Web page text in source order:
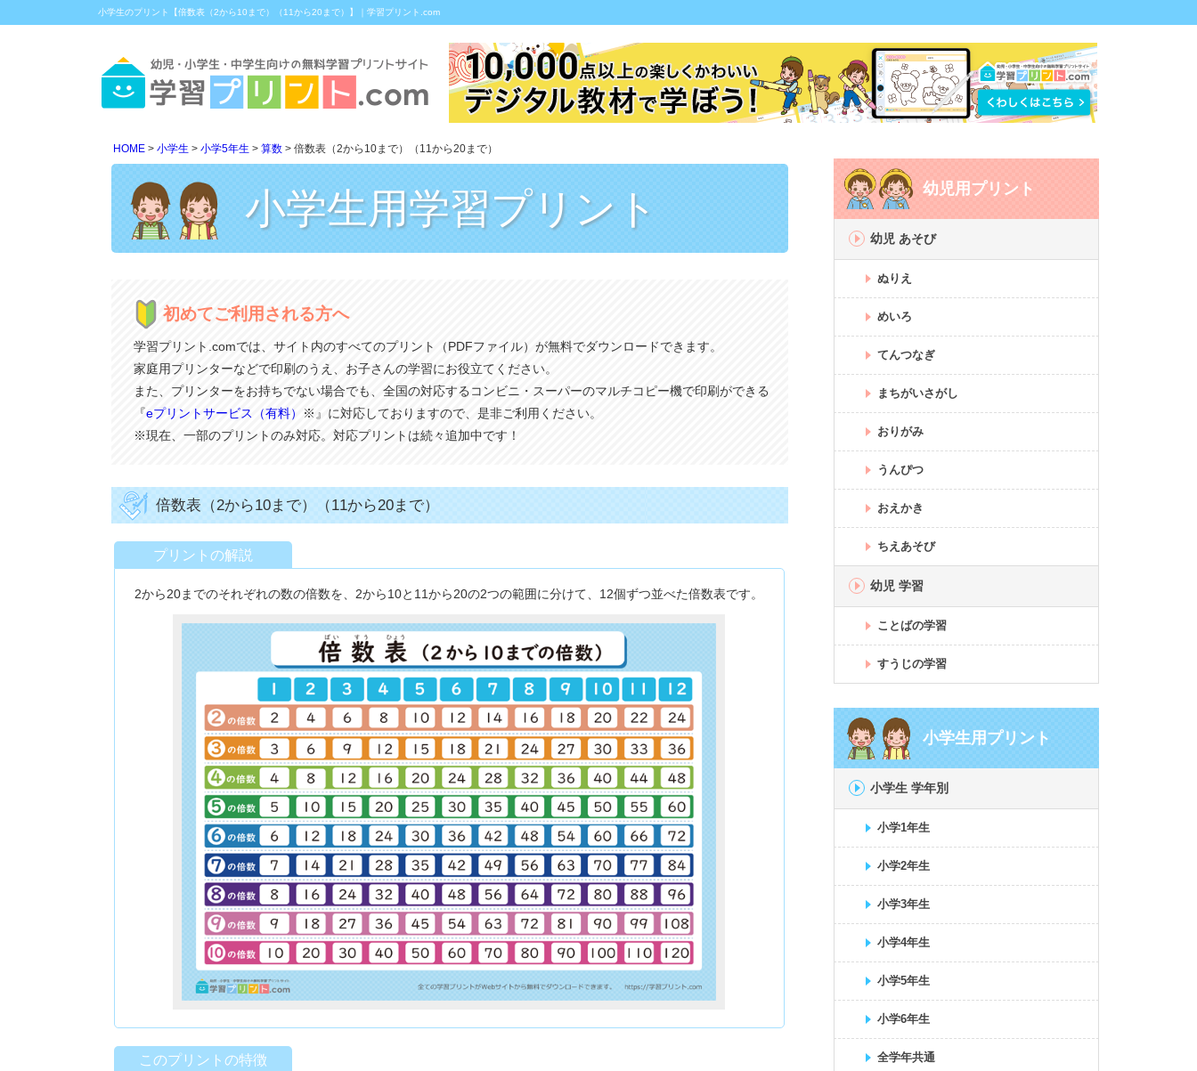
小学生のプリント【倍数表（2から10まで）（11から20まで）】｜学習プリント.com
HOME 小学生 小学5年生 算数 倍数表（2から10まで）（11から20まで）
小学生用学習プリント
初めてご利用される方へ
学習プリント.comでは、サイト内のすべてのプリント（PDFファイル）が無料でダウンロードできます。
家庭用プリンターなどで印刷のうえ、お子さんの学習にお役立てください。
また、プリンターをお持ちでない場合でも、全国の対応するコンビニ・スーパーのマルチコピー機で印刷ができる
『eプリントサービス（有料）
※』に対応しておりますので、是非ご利用ください。
※現在、一部のプリントのみ対応。対応プリントは続々追加中です！
倍数表（2から10まで）（11から20まで）
プリントの解説
2から20までのそれぞれの数の倍数を、2から10と11から20の2つの範囲に分けて、12個ずつ並べた倍数表です。
このプリントの特徴
幼児用プリント
幼児 あそび
ぬりえ
めいろ
てんつなぎ
まちがいさがし
おりがみ
うんぴつ
おえかき
ちえあそび
幼児 学習
ことばの学習
すうじの学習
小学生用プリント
小学生 学年別
小学1年生
小学2年生
小学3年生
小学4年生
小学5年生
小学6年生
全学年共通